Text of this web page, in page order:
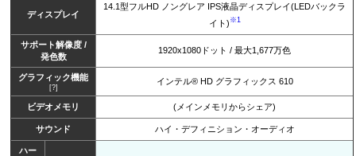
ディスプレイ
14.1型フルHD ノングレア IPS液晶ディスプレイ(LEDバックラ
イト) ※1
サポート解像度 /
発色数
1920x1080ドット / 最大1,677万色
グラフィック機能
[?]
インテル® HD グラフィックス 610
ビデオメモリ (メインメモリからシェア)
サウンド ハイ・デフィニション・オーディオ
ハー